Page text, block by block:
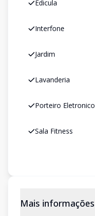
Edicula
Interfone
Jardim
Lavanderia
Porteiro Eletronico
Sala Fitness
Mais informações